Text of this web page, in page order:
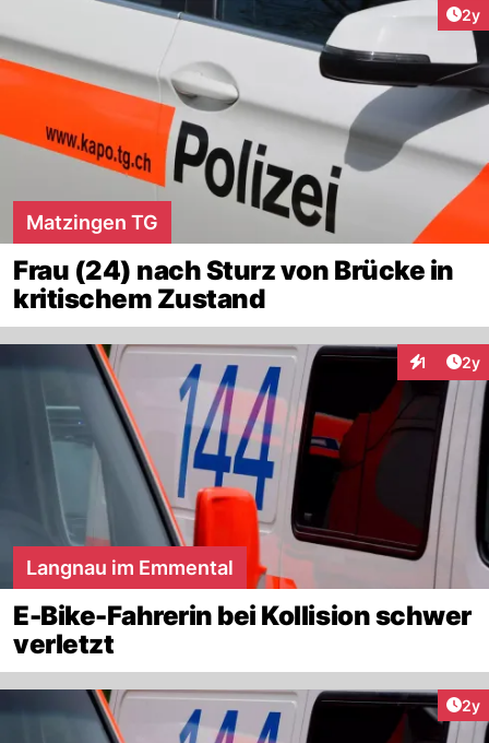
2y
Matzingen TG
Frau (24) nach Sturz von Brücke in
kritischem Zustand
1 2y
Langnau im Emmental
E-Bike-Fahrerin bei Kollision schwer
verletzt
2y